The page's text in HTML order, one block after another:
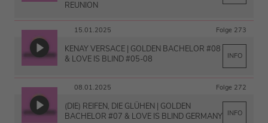
REUNION
15.01.2025 Folge 273
KENAY VERSACE | GOLDEN BACHELOR #08
& LOVE IS BLIND #05-08
INFO
08.01.2025 Folge 272
(DIE) REIFEN, DIE GLÜHEN | GOLDEN
BACHELOR #07 & LOVE IS BLIND GERMANY INFO